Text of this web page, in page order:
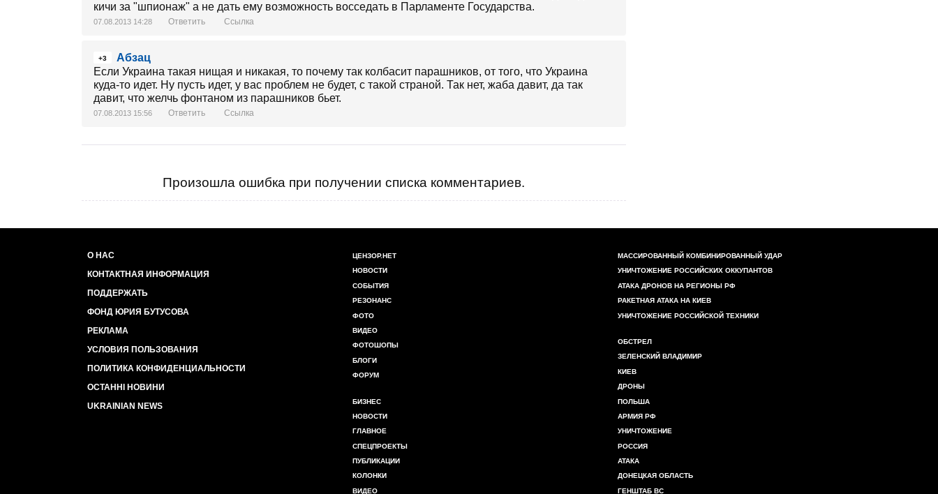
кичи за "шпионаж" а не дать ему возможность восседать в Парламенте Государства.
07.08.2013 14:28 Ответить Ссылка
+3
Абзац
Если Украина такая нищая и никакая, то почему так колбасит парашников, от того, что Украина
куда-то идет. Ну пусть идет, у вас проблем не будет, с такой страной. Так нет, жаба давит, да так
давит, что желчь фонтаном из парашников бьет.
07.08.2013 15:56 Ответить Ссылка
Произошла ошибка при получении списка комментариев.
О НАС
КОНТАКТНАЯ ИНФОРМАЦИЯ
ПОДДЕРЖАТЬ
ФОНД ЮРИЯ БУТУСОВА
РЕКЛАМА
УСЛОВИЯ ПОЛЬЗОВАНИЯ
ПОЛИТИКА КОНФИДЕНЦИАЛЬНОСТИ
ОСТАННІ НОВИНИ
UKRAINIAN NEWS
ЦЕНЗОР.НЕТ
НОВОСТИ
СОБЫТИЯ
РЕЗОНАНС
ФОТО
ВИДЕО
ФОТОШОПЫ
БЛОГИ
ФОРУМ
БИЗНЕС
НОВОСТИ
ГЛАВНОЕ
СПЕЦПРОЕКТЫ
ПУБЛИКАЦИИ
КОЛОНКИ
ВИДЕО
МАССИРОВАННЫЙ КОМБИНИРОВАННЫЙ УДАР
УНИЧТОЖЕНИЕ РОССИЙСКИХ ОККУПАНТОВ
АТАКА ДРОНОВ НА РЕГИОНЫ РФ
РАКЕТНАЯ АТАКА НА КИЕВ
УНИЧТОЖЕНИЕ РОССИЙСКОЙ ТЕХНИКИ
ОБСТРЕЛ
ЗЕЛЕНСКИЙ ВЛАДИМИР
КИЕВ
ДРОНЫ
ПОЛЬША
АРМИЯ РФ
УНИЧТОЖЕНИЕ
РОССИЯ
АТАКА
ДОНЕЦКАЯ ОБЛАСТЬ
ГЕНШТАБ ВС